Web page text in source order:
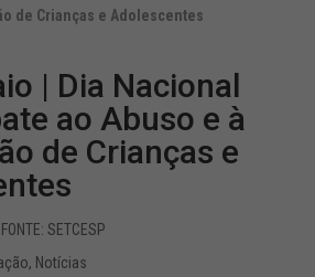
de Crianças e Adolescentes
| Dia Nacional
ao Abuso e à
de Crianças e
SETCESP
, Notícias